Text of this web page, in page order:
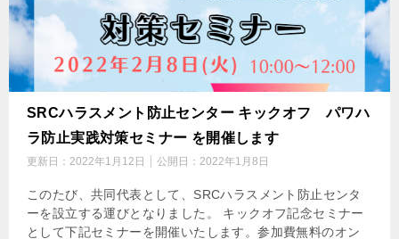
SRCハラスメント防止センター キックオフ パワハ
ラ防止実践対策セミナー を開催します
更新日： 2022年1月12日 公開日： 2022年1月8日
このたび、共同代表として、SRCハラスメント防止センタ
ーを設立する運びとなりました。 キックオフ記念セミナー
として下記セミナーを開催いたします。参加費無料のオン